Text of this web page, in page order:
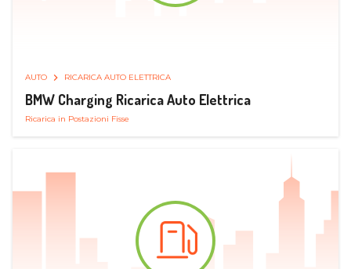
AUTO RICARICA AUTO ELETTRICA
BMW Charging Ricarica Auto Elettrica
Ricarica in Postazioni Fisse